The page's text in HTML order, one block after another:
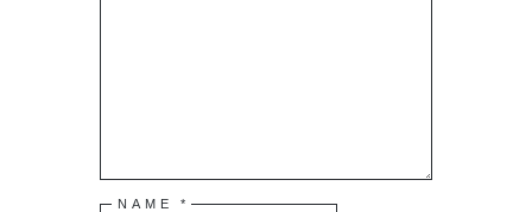
NAME *